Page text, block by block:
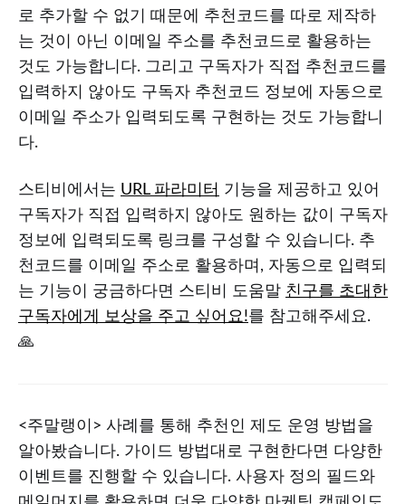
로 추가할 수 없기 때문에 추천코드를 따로 제작하
는 것이 아닌 이메일 주소를 추천코드로 활용하는
것도 가능합니다. 그리고 구독자가 직접 추천코드를
입력하지 않아도 구독자 추천코드 정보에 자동으로
이메일 주소가 입력되도록 구현하는 것도 가능합니
다.
스티비에서는 URL 파라미터 기능을 제공하고 있어
구독자가 직접 입력하지 않아도 원하는 값이 구독자
정보에 입력되도록 링크를 구성할 수 있습니다. 추
천코드를 이메일 주소로 활용하며, 자동으로 입력되
는 기능이 궁금하다면 스티비 도움말 친구를 초대한
구독자에게 보상을 주고 싶어요!를 참고해주세요.
🙏
<주말랭이> 사례를 통해 추천인 제도 운영 방법을
알아봤습니다. 가이드 방법대로 구현한다면 다양한
이벤트를 진행할 수 있습니다. 사용자 정의 필드와